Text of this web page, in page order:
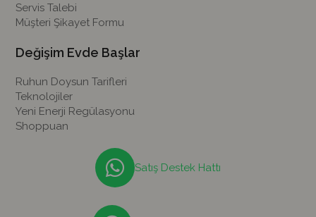
Servis Talebi
Müşteri Şikayet Formu
Değişim Evde Başlar
Ruhun Doysun Tarifleri
Teknolojiler
Yeni Enerji Regülasyonu
Shoppuan
Satış Destek Hattı